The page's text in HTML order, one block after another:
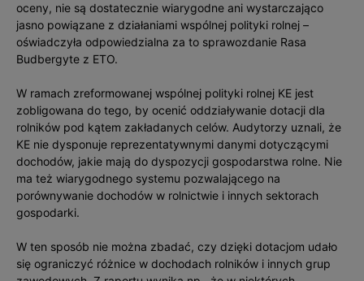
oceny, nie są dostatecznie wiarygodne ani wystarczająco
jasno powiązane z działaniami wspólnej polityki rolnej –
oświadczyła odpowiedzialna za to sprawozdanie Rasa
Budbergyte z ETO.
W ramach zreformowanej wspólnej polityki rolnej KE jest
zobligowana do tego, by ocenić oddziaływanie dotacji dla
rolników pod kątem zakładanych celów. Audytorzy uznali, że
KE nie dysponuje reprezentatywnymi danymi dotyczącymi
dochodów, jakie mają do dyspozycji gospodarstwa rolne. Nie
ma też wiarygodnego systemu pozwalającego na
porównywanie dochodów w rolnictwie i innych sektorach
gospodarki.
W ten sposób nie można zbadać, czy dzięki dotacjom udało
się ograniczyć różnice w dochodach rolników i innych grup